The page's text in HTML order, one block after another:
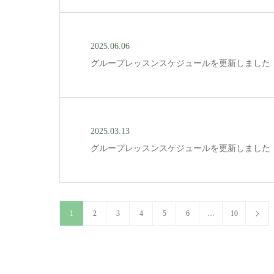
2025.06.06
グループレッスンスケジュールを更新しました
2025.03.13
グループレッスンスケジュールを更新しました
1 2 3 4 5 6 … 10